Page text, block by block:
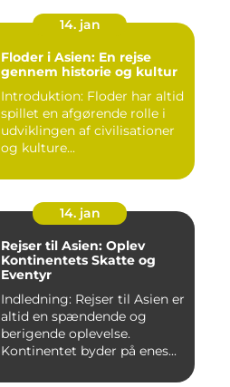
14. jan
Floder i Asien: En rejse
gennem historie og kultur
Introduktion: Floder har altid
spillet en afgørende rolle i
udviklingen af civilisationer
og kulture...
14. jan
Rejser til Asien: Oplev
Kontinentets Skatte og
Eventyr
Indledning: Rejser til Asien er
altid en spændende og
berigende oplevelse.
Kontinentet byder på enes...